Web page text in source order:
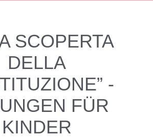
SCOPERTA
DELLA
-
FÜR
KINDER